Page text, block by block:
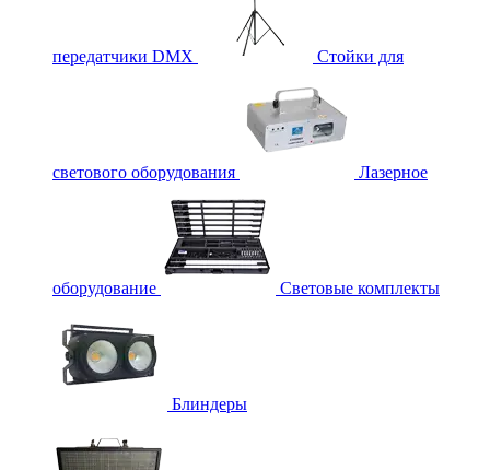
передатчики DMX Стойки для
светового оборудования Лазерное
оборудование Световые комплекты
Блиндеры